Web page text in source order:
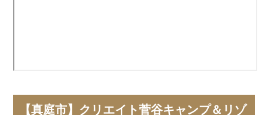
【真庭市】クリエイト菅谷キャンプ＆リゾ